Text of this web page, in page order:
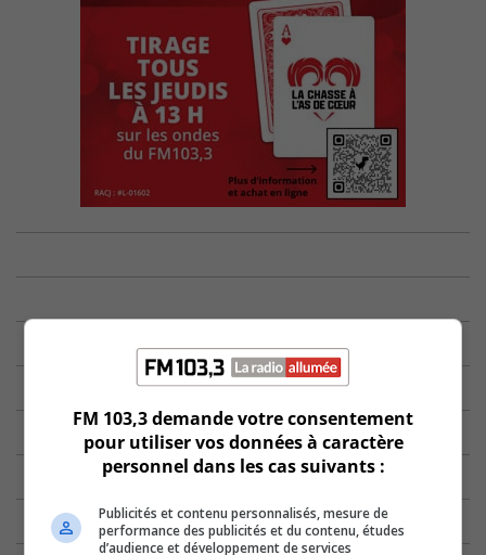
FM 103,3 demande votre consentement
pour utiliser vos données à caractère
personnel dans les cas suivants :
Publicités et contenu personnalisés, mesure de
performance des publicités et du contenu, études
d’audience et développement de services